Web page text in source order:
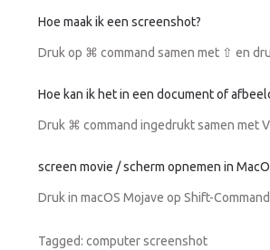
Hoe maak ik een screenshot?
Druk op ⌘ command samen met ⇧ en
Hoe kan ik het in een document of
Druk ⌘ command ingedrukt samen met
screen movie / scherm opnemen in
Druk in macOS Mojave op Shift-
Tagged: computerscreenshot